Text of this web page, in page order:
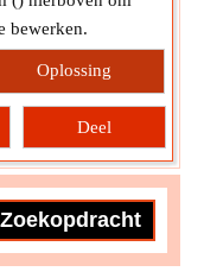
bewerken.
Oplossing
Deel